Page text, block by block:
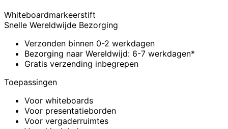
Whiteboardmarkeerstift
Snelle Wereldwijde Bezorging
Verzonden binnen 0-2 werkdagen
Bezorging naar Wereldwijd: 6-7 werkdagen*
Gratis verzending inbegrepen
Toepassingen
Voor whiteboards
Voor presentatieborden
Voor vergaderruimtes